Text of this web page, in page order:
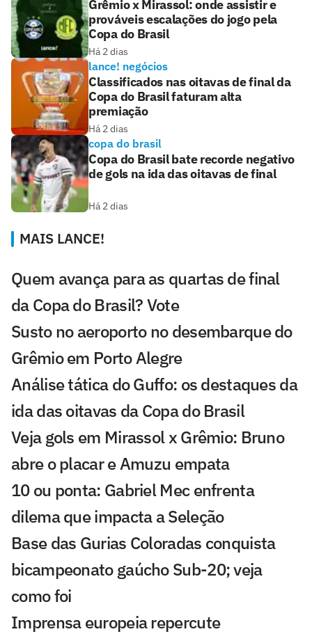
Grêmio x Mirassol: onde assistir e
prováveis escalações do jogo pela
Copa do Brasil
Há 2 dias
lance! negócios
Classificados nas oitavas de final da
Copa do Brasil faturam alta
premiação
Há 2 dias
copa do brasil
Copa do Brasil bate recorde negativo
de gols na ida das oitavas de final
Há 2 dias
MAIS LANCE!
Quem avança para as quartas de final
da Copa do Brasil? Vote
Susto no aeroporto no desembarque do
Grêmio em Porto Alegre
Análise tática do Guffo: os destaques da
ida das oitavas da Copa do Brasil
Veja gols em Mirassol x Grêmio: Bruno
abre o placar e Amuzu empata
10 ou ponta: Gabriel Mec enfrenta
dilema que impacta a Seleção
Base das Gurias Coloradas conquista
bicampeonato gaúcho Sub-20; veja
como foi
Imprensa europeia repercute